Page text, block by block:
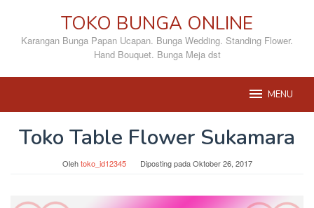
konten
TOKO BUNGA ONLINE
Karangan Bunga Papan Ucapan. Bunga Wedding. Standing Flower.
Hand Bouquet. Bunga Meja dst
MENU
Toko Table Flower Sukamara
Olehtoko_id12345 Diposting padaOktober 26, 2017